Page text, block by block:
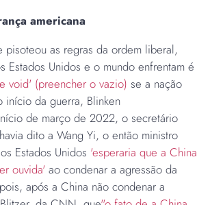
americana
as regras da ordem liberal,
Estados Unidos e o mundo enfrentam é
void' (preencher o vazio) se a nação
início da guerra, Blinken
de março de 2022, o secretário
dito a Wang Yi, o então ministro
Estados Unidos 'esperaria que a China
ouvida' ao condenar a agressão da
após a China não condenar a